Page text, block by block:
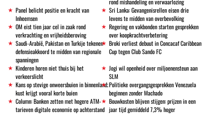
Panel belicht positie en kracht van
Inheemsen
Sri Lanka: Gevangenisrellen eisen drie
levens te midden van overbevolking
OM eist tien jaar cel in zaak rond
verkrachting en vrijheidsberoving
Regering en vakbonden starten gesprekken
over koopkrachtverbetering
Saudi-Arabië, Pakistan en Turkije tekenen
defensieakkoord te midden van regionale
spanningen
Broki verliest debuut in Concacaf Caribbean
Cup tegen Club Sando FC
Kinderen horen niet thuis bij het
verkeerslicht
Jogi wil openheid over miljoenensteun aan
SLM
Kans op stevige onweersbuien in binnenland;
kust krijgt vooral korte buien
Politieke overgangsgesprekken Venezuela
beginnen zonder Machado
Column: Banken zetten met hogere ATM-
tarieven digitale economie op achterstand
Bouwkosten blijven stijgen: prijzen in een
jaar tijd gemiddeld 7,3% hoger